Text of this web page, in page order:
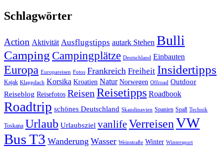
Schlagwörter
Action Aktivität Ausflugstipps autark Stehen Bulli
Camping Campingplätze Deutschland Einbauten
Europa Europareisen Fotos Frankreich Freiheit Insidertipps
Kajak Klappdach Korsika Kroatien Natur Norwegen Offroad Outdoor
Reiseblog Reisefotos ReisenReisetipps Roadbook
Roadtrip schönes Deutschland Skandinavien Spanien Spaß Technik
Toskana Urlaub Urlaubsziel vanlifeVerreisenVW
Bus T3 Wanderung Wasser Weinstraße Winter Wintersport